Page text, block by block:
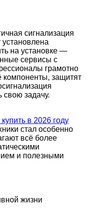
сигнализация
установлена
на установке —
сервисы с
грамотно
компоненты, защитят
свою задачу.
в 2026 году
стал особенно
всё более
и полезными
жизни